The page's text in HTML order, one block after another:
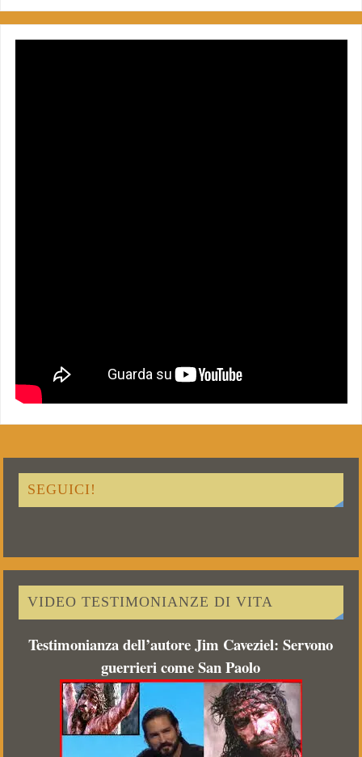
SEGUICI!
VIDEO TESTIMONIANZE DI VITA
Testimonianza dell’autore Jim Caveziel: Servono
guerrieri come San Paolo